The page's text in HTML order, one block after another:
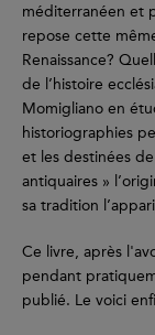
méditerranéen et
repose cette
Renaissance?
de l’histoire
Momigliano en
historiographies
et les destinées
antiquaires »
sa tradition
Ce livre, après
pendant
publié. Le voici